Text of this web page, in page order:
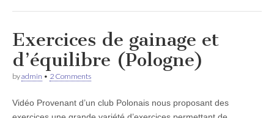
Exercices de gainage et
d’équilibre (Pologne)
byadmin • 2 Comments
Vidéo Provenant d’un club Polonais nous proposant des